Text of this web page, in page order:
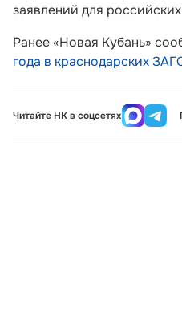
заявлений для
Ранее «Новая Кубань»
года в краснодарских
Читайте НК в соцсетях